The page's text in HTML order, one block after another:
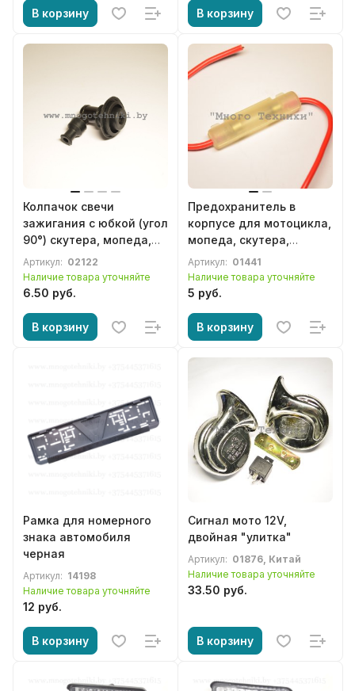
В корзину В корзину
Колпачок свечи
зажигания с юбкой (угол
90°) скутера, мопеда,
квадроцикла и др.
мототехники
Артикул: 02122
Наличие товара уточняйте
6.50 руб.
В корзину
Предохранитель в
корпусе для мотоцикла,
мопеда, скутера,
питбайка, квадроцикла
Артикул: 01441
Наличие товара уточняйте
5 руб.
В корзину
Рамка для номерного
знака автомобиля
черная
Артикул: 14198
Наличие товара уточняйте
12 руб.
В корзину
Сигнал мото 12V,
двойная "улитка"
Артикул: 01876, Китай
Наличие товара уточняйте
33.50 руб.
В корзину